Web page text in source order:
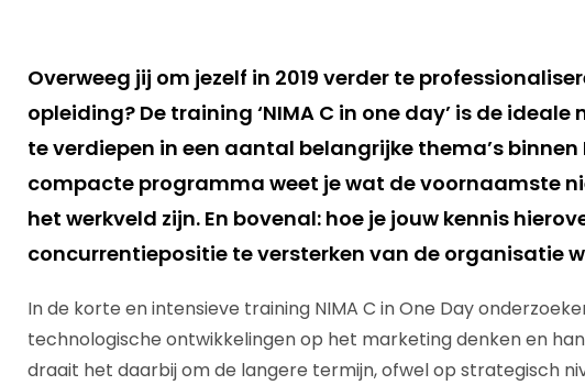
Overweeg jij om jezelf in 2019 verder te
opleiding? De training ‘NIMA C in one day’ is de
te verdiepen in een aantal belangrijke thema’s binnen
compacte programma weet je wat de voornaamste
het werkveld zijn. En bovenal: hoe je jouw kennis
concurrentiepositie te versterken van de organisatie
In de korte en intensieve training NIMA C in One Day
technologische ontwikkelingen op het marketing denken en
draait het daarbij om de langere termijn, ofwel op strategisch